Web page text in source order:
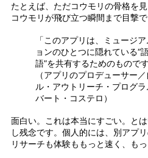
たとえば、ただコウモリの骨格を
コウモリが飛び立つ瞬間まで目撃で
「このアプリは、ミュージ
ョンのひとつに隠れている“
語”を共有するためのものです
（アプリのプロデューサー
ル・アウトリーチ・プログ
バート・コステロ）
面白い。これは本当にすごい。と
し残念です。個人的には、別アプ
リサーチも体験ももっと速く、も